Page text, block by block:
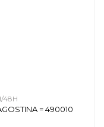
48H
= 490010